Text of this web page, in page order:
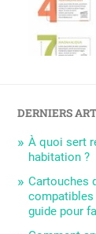
DERNIERS
À quoi sert
habitation ?
Cartouches
compatibles
guide pour